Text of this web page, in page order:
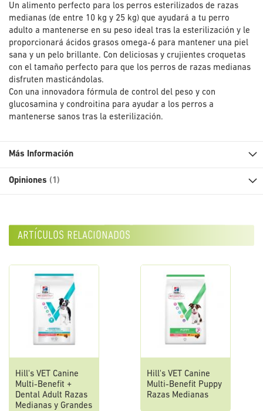
Un alimento perfecto para los perros esterilizados de razas
medianas (de entre 10 kg y 25 kg) que ayudará a tu perro
adulto a mantenerse en su peso ideal tras la esterilización y le
proporcionará ácidos grasos omega-6 para mantener una piel
sana y un pelo brillante. Con deliciosas y crujientes croquetas
con el tamaño perfecto para que los perros de razas medianas
disfruten masticándolas.
Con una innovadora fórmula de control del peso y con
glucosamina y condroitina para ayudar a los perros a
mantenerse sanos tras la esterilización.
Más Información
Opiniones 1
artículos relacionados
Hill's VET Canine
Multi-Benefit +
Dental Adult Razas
Medianas y Grandes
Hill's VET Canine
Multi-Benefit Puppy
Razas Medianas